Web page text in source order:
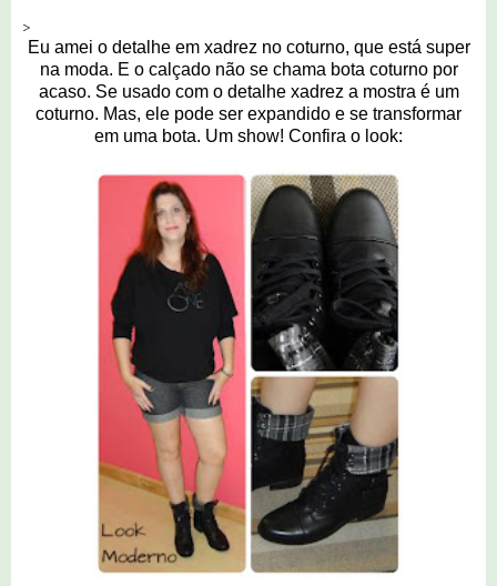
>
Eu amei o detalhe em xadrez no coturno, que está super
na moda. E o calçado não se chama bota coturno por
acaso. Se usado com o detalhe xadrez a mostra é um
coturno. Mas, ele pode ser expandido e se transformar
em uma bota. Um show! Confira o look: